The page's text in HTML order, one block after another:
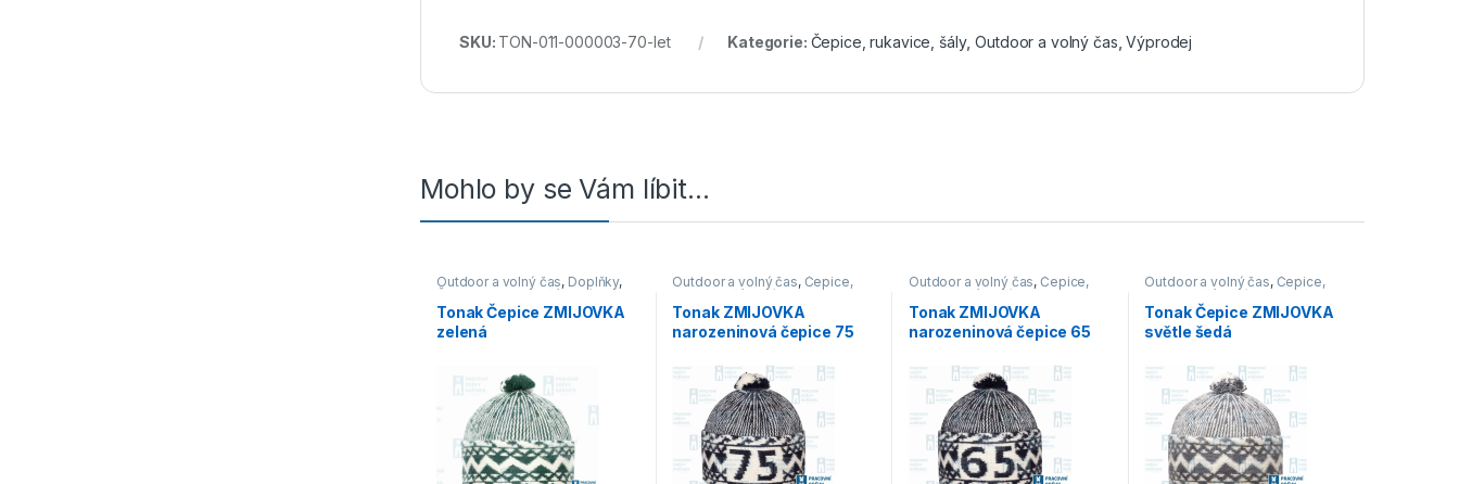
SKU: TON-011-000003-70-let Kategorie: Čepice, rukavice, šály,Outdoor a volný čas ,Výprodej
Mohlo by se Vám líbit…
Outdoor a volný čas, Doplňky,
Čepice, rukavice, šály
Výprodej
Tonak Čepice ZMIJOVKA
zelená
Outdoor a volný čas, Čepice,
rukavice, šály
Výprodej
Tonak ZMIJOVKA
narozeninová čepice 75
Outdoor a volný čas,Čepice,
rukavice, šály
Výprodej
Tonak ZMIJOVKA
narozeninová čepice 65
Outdoor a volný čas, Čepice,
rukavice, šály
Výprodej
Tonak Čepice ZMIJOVKA
světle šedá